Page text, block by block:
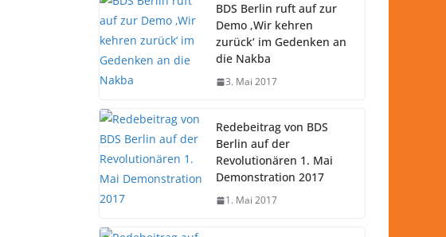
BDS Berlin ruft auf zur
Demo ‚Wir kehren
zurück‘ im Gedenken an
die Nakba
3. Mai 2017
Redebeitrag von BDS
Berlin auf der
Revolutionären 1. Mai
Demonstration 2017
1. Mai 2017